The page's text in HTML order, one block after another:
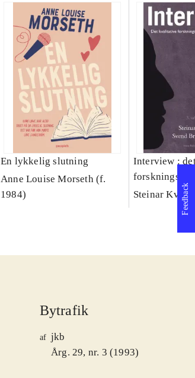
En lykkelig slutning
Anne Louise Morseth (f.
1984)
Interview :
håndværk
Steinar Kvale
Bytrafik
af jkb
Årg. 29, nr. 3 (1993)
Feedback